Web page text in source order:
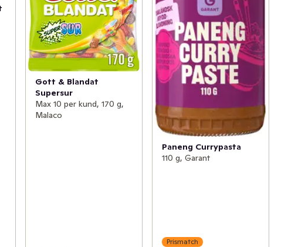
Gott & Blandat
Supersur
Max 10 per kund, 170 g,
Malaco
Paneng Currypasta
110 g, Garant
Prismatch